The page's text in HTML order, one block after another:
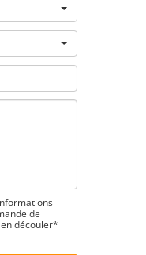
de
découler*